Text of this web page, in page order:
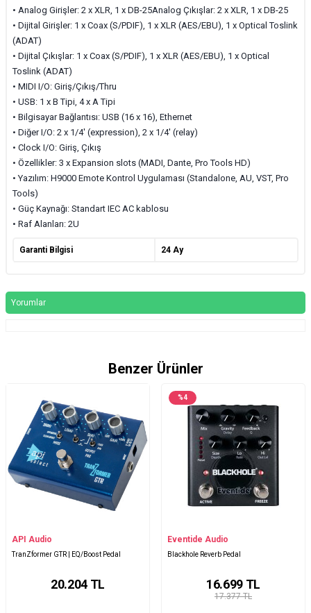
• Analog Girişler: 2 x XLR, 1 x DB-25Analog Çıkışlar: 2 x XLR, 1 x DB-25
• Dijital Girişler: 1 x Coax (S/PDIF), 1 x XLR (AES/EBU), 1 x Optical Toslink
(ADAT)
• Dijital Çıkışlar: 1 x Coax (S/PDIF), 1 x XLR (AES/EBU), 1 x Optical
Toslink (ADAT)
• MIDI I/O: Giriş/Çıkış/Thru
• USB: 1 x B Tipi, 4 x A Tipi
• Bilgisayar Bağlantısı: USB (16 x 16), Ethernet
• Diğer I/O: 2 x 1/4' (expression), 2 x 1/4' (relay)
• Clock I/O: Giriş, Çıkış
• Özellikler: 3 x Expansion slots (MADI, Dante, Pro Tools HD)
• Yazılım: H9000 Emote Kontrol Uygulaması (Standalone, AU, VST, Pro
Tools)
• Güç Kaynağı: Standart IEC AC kablosu
• Raf Alanları: 2U
Garanti Bilgisi 24 Ay
Yorumlar
Benzer Ürünler
API Audio
TranZformer GTR | EQ/Boost Pedal
20.204TL
%4
Eventide Audio
Blackhole Reverb Pedal
17.377 TL
16.699TL